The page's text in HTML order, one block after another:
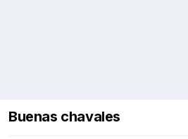
Buenas chavales